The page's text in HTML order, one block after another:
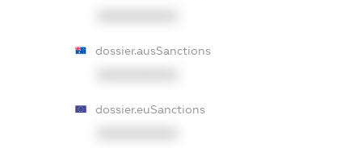
dossier.ausSanctions
dossier.euSanctions